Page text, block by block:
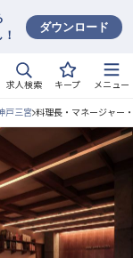
ダウンロード
求人検索 キープ メニュー
戸三宮 料理長・マネージャー